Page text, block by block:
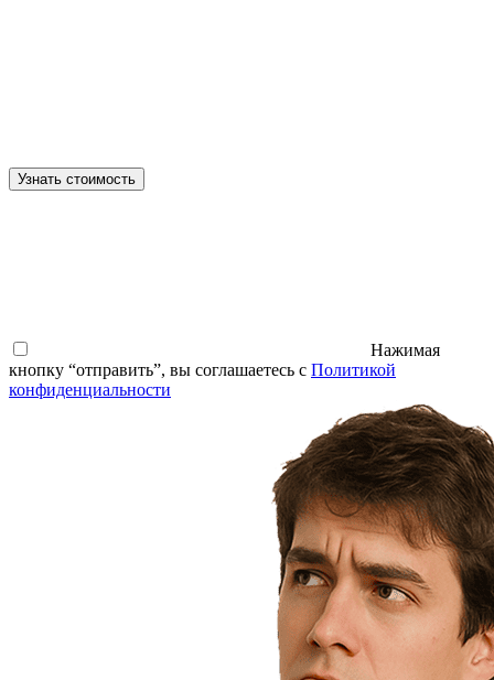
Узнать стоимость
Нажимая
кнопку “отправить”, вы соглашаетесь с Политикой
конфиденциальности